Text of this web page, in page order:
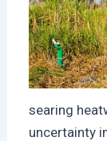
searing
uncertainty